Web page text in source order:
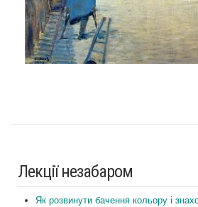
Лекції незабаром
Як розвинути бачення кольору і